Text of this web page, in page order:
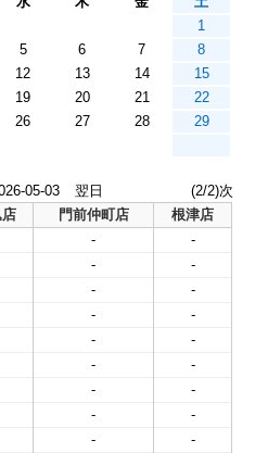
1
5 6 7
8
12 13 14
15
19 20 21
22
26 27 28
29
05-03 翌日
(2/2)次
門前仲町店
根津店
-
-
-
-
-
-
-
-
-
-
-
-
-
-
-
-
-
-